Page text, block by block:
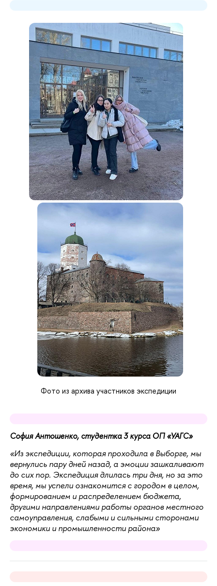
Фото из архива участников экспедиции
София Антошенко, студентка 3 курса ОП «УАГС»
«Из экспедиции, которая проходила в Выборге, мы
вернулись пару дней назад, а эмоции зашкаливают
до сих пор. Экспедиция длилась три дня, но за это
время, мы успели ознакомится с городом в целом,
формированием и распределением бюджета,
другими направлениями работы органов местного
самоуправления, слабыми и сильными сторонами
экономики и промышленности района»